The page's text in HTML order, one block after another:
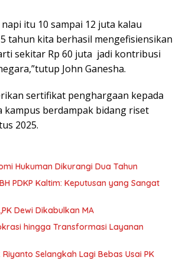
itu 10 sampai 12 juta kalau
tahun kita berhasil mengefisiensikan
sekitar Rp 60 juta jadi kontribusi
John Ganesha.
sertifikat penghargaan kepada
kampus berdampak bidang riset
2025.
Hukuman Dikurangi Dua Tahun
PDKP Kaltim: Keputusan yang Sangat
Dewi Dikabulkan MA
hingga Transformasi Layanan
Selangkah Lagi Bebas Usai PK